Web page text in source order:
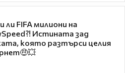
ли FIFA милиони на
Истината зад
която разтърси целия